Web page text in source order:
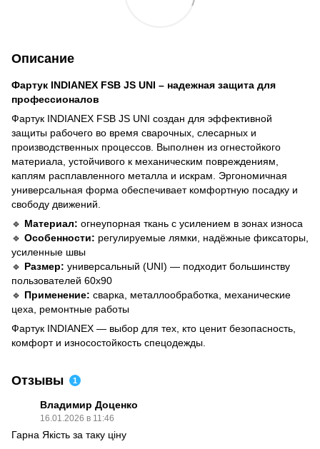
Описание
Фартук INDIANEX FSB JS UNI – надежная защита для
профессионалов
Фартук INDIANEX FSB JS UNI создан для эффективной
защиты рабочего во время сварочных, слесарных и
производственных процессов. Выполнен из огнестойкого
материала, устойчивого к механическим повреждениям,
каплям расплавленного металла и искрам. Эргономичная
универсальная форма обеспечивает комфортную посадку и
свободу движений.
🔹 Материал: огнеупорная ткань с усилением в зонах износа
🔹 Особенности: регулируемые лямки, надёжные фиксаторы,
усиленные швы
🔹 Размер: универсальный (UNI) — подходит большинству
пользователей 60х90
🔹 Применение: сварка, металлообработка, механические
цеха, ремонтные работы
Фартук INDIANEX — выбор для тех, кто ценит безопасность,
комфорт и износостойкость спецодежды.
Отзывы 1
Владимир Доценко
16.01.2026 в 11:46
Гарна Якість за таку ціну